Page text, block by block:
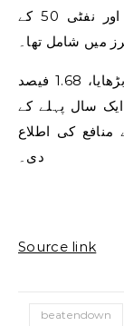
اطلاع دینے کے بعد، 4.27% چھلانگ لگائی، اور نفٹی 50 کے
میں شامل تھا۔
اڈانی انٹرپرائزز نے پچھلے سیشن سے فائدہ بڑھایا، 1.68 فیصد
سال پہلے کے
کی اطلاع
دی۔
Source link
beatendown